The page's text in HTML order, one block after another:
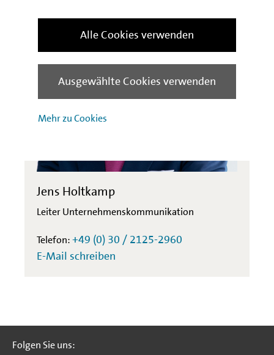
Mehr zu Cookies
Ausgewählte Cookies verwenden
Alle Cookies verwenden
Jens Holtkamp
Leiter Unternehmenskommunikation
Telefon:+49 (0) 30 / 2125-2960
E-Mail schreiben
Folgen Sie uns:
Folgen Sie uns: